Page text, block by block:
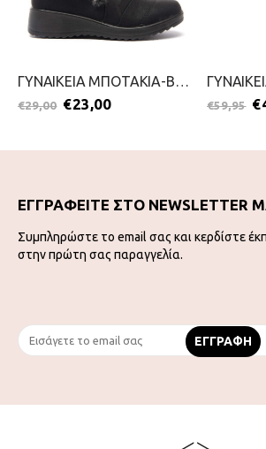
ΓΥΝΑΙΚΕΙΑ ΜΠΟΤΑΚΙΑ-BLONDIE-2111-0328-ΜΑΥΡΟ
€29,00 €23,00 €59,95 €
ΕΓΓΡΑΦΕΙΤΕ ΣΤΟ NEWSLETTER
Συμπληρώστε το email σας και κερδίστε
στην πρώτη σας παραγγελία.